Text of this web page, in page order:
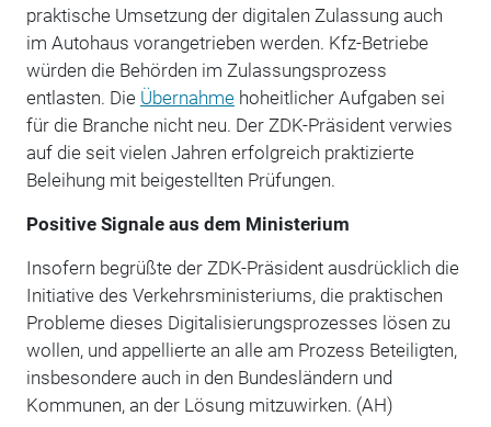
praktische Umsetzung der digitalen Zulassung auch
im Autohaus vorangetrieben werden. Kfz-Betriebe
würden die Behörden im Zulassungsprozess
entlasten. Die Übernahmehoheitlicher Aufgaben sei
für die Branche nicht neu. Der ZDK-Präsident verwies
auf die seit vielen Jahren erfolgreich praktizierte
Beleihung mit beigestellten Prüfungen.
Positive Signale aus dem Ministerium
Insofern begrüßte der ZDK-Präsident ausdrücklich die
Initiative des Verkehrsministeriums, die praktischen
Probleme dieses Digitalisierungsprozesses lösen zu
wollen, und appellierte an alle am Prozess Beteiligten,
insbesondere auch in den Bundesländern und
Kommunen, an der Lösung mitzuwirken. (AH)